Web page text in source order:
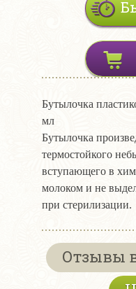
Бутылочка
мл
Бутылочка
термостойкого
вступающего в
молоком и не
при стерилизации.
Отзывы